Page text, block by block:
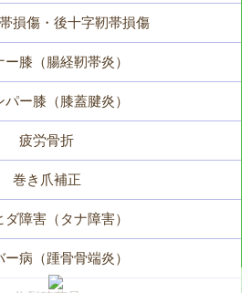
損傷・後十字靭帯損傷
ー膝（腸経靭帯炎）
パー膝（膝蓋腱炎）
疲労骨折
巻き爪補正
ダ障害（タナ障害）
ー病（踵骨骨端炎）